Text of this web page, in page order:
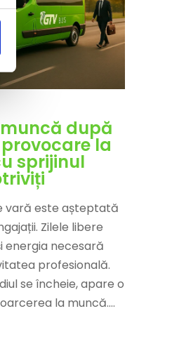
după
la
sprijinul
vară este așteptată
Zilele libere
energia necesară
profesională.
se încheie, apare o
la muncă....